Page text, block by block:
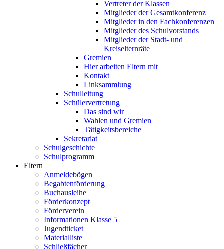
Vertreter der Klassen
Mitglieder der Gesamtkonferenz
Mitglieder in den Fachkonferenzen
Mitglieder des Schulvorstands
Mitglieder der Stadt- und
Kreiselternräte
Gremien
Hier arbeiten Eltern mit
Kontakt
Linksammlung
Schulleitung
Schülervertretung
Das sind wir
Wahlen und Gremien
Tätigkeitsbereiche
Sekretariat
Schulgeschichte
Schulprogramm
Eltern
Anmeldebögen
Begabtenförderung
Buchausleihe
Förderkonzept
Förderverein
Informationen Klasse 5
Jugendticket
Materialliste
Schließfächer